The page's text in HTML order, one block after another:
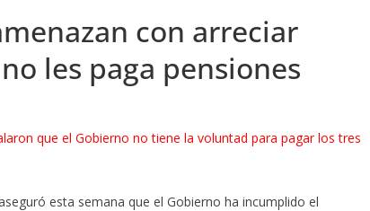
con arreciar
les paga pensiones
que el Gobierno no tiene la voluntad para pagar los tres
esta semana que el Gobierno ha incumplido el